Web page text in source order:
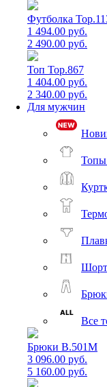
Футболка
1 494.00 руб.
2 490.00 руб.
Топ Top.867
1 404.00 руб.
2 340.00 руб.
Для мужчин
Топы
Все
Брюки B.501M
3 096.00 руб.
5 160.00 руб.